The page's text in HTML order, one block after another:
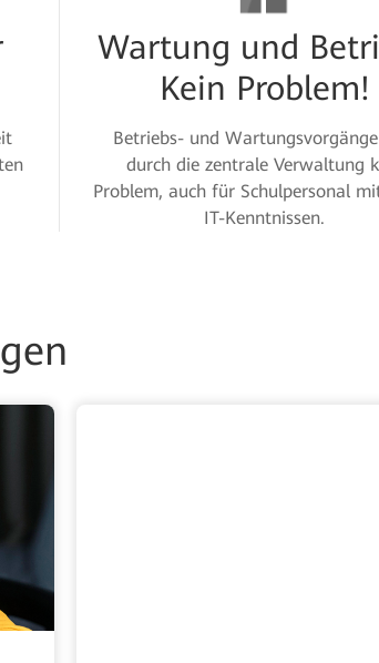
Wartung und
Kein Problem!
Betriebs- und
durch die zentrale Verwaltung
Problem, auch für Schulpersonal
IT-Kenntnissen.